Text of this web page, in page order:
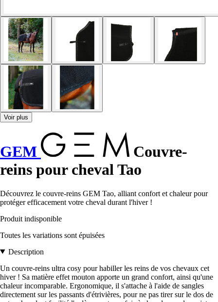
Voir plus
GEM
Couvre-
reins pour cheval Tao
Découvrez le couvre-reins GEM Tao, alliant confort et chaleur pour
protéger efficacement votre cheval durant l'hiver !
Produit indisponible
Toutes les variations sont épuisées
Description
Un couvre-reins ultra cosy pour habiller les reins de vos chevaux cet
hiver ! Sa matière effet mouton apporte un grand confort, ainsi qu'une
chaleur incomparable. Ergonomique, il s'attache à l'aide de sangles
directement sur les passants d'étrivières, pour ne pas tirer sur le dos de